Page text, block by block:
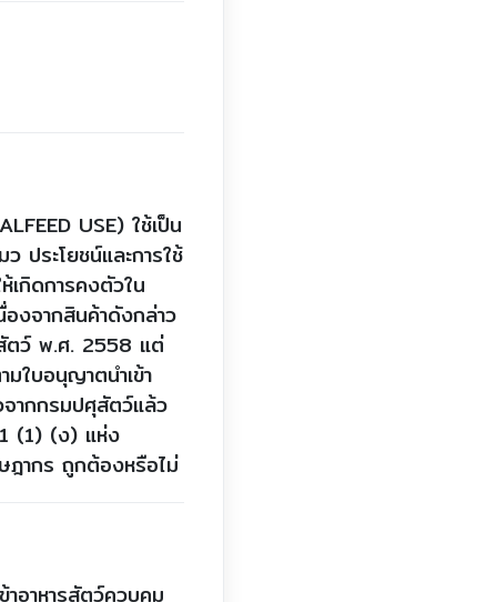
USE) ใช้เป็น
ประโยชน์และการใช้
เกิดการคงตัวใน
องจากสินค้าดังกล่าว
ตว์ พ.ศ. 2558 แต่
ใบอนุญาตนำเข้า
จากกรมปศุสัตว์แล้ว
(1) (ง) แห่ง
ฎากร ถูกต้องหรือไม่
อาหารสัตว์ควบคุม